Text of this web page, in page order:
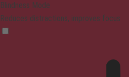
Blindness Mode
Reduces distractions, improves focus